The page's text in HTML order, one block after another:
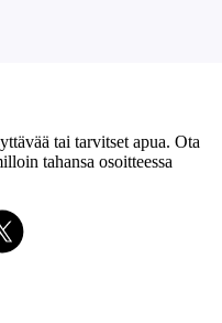
tai tarvitset apua. Ota
tahansa osoitteessa